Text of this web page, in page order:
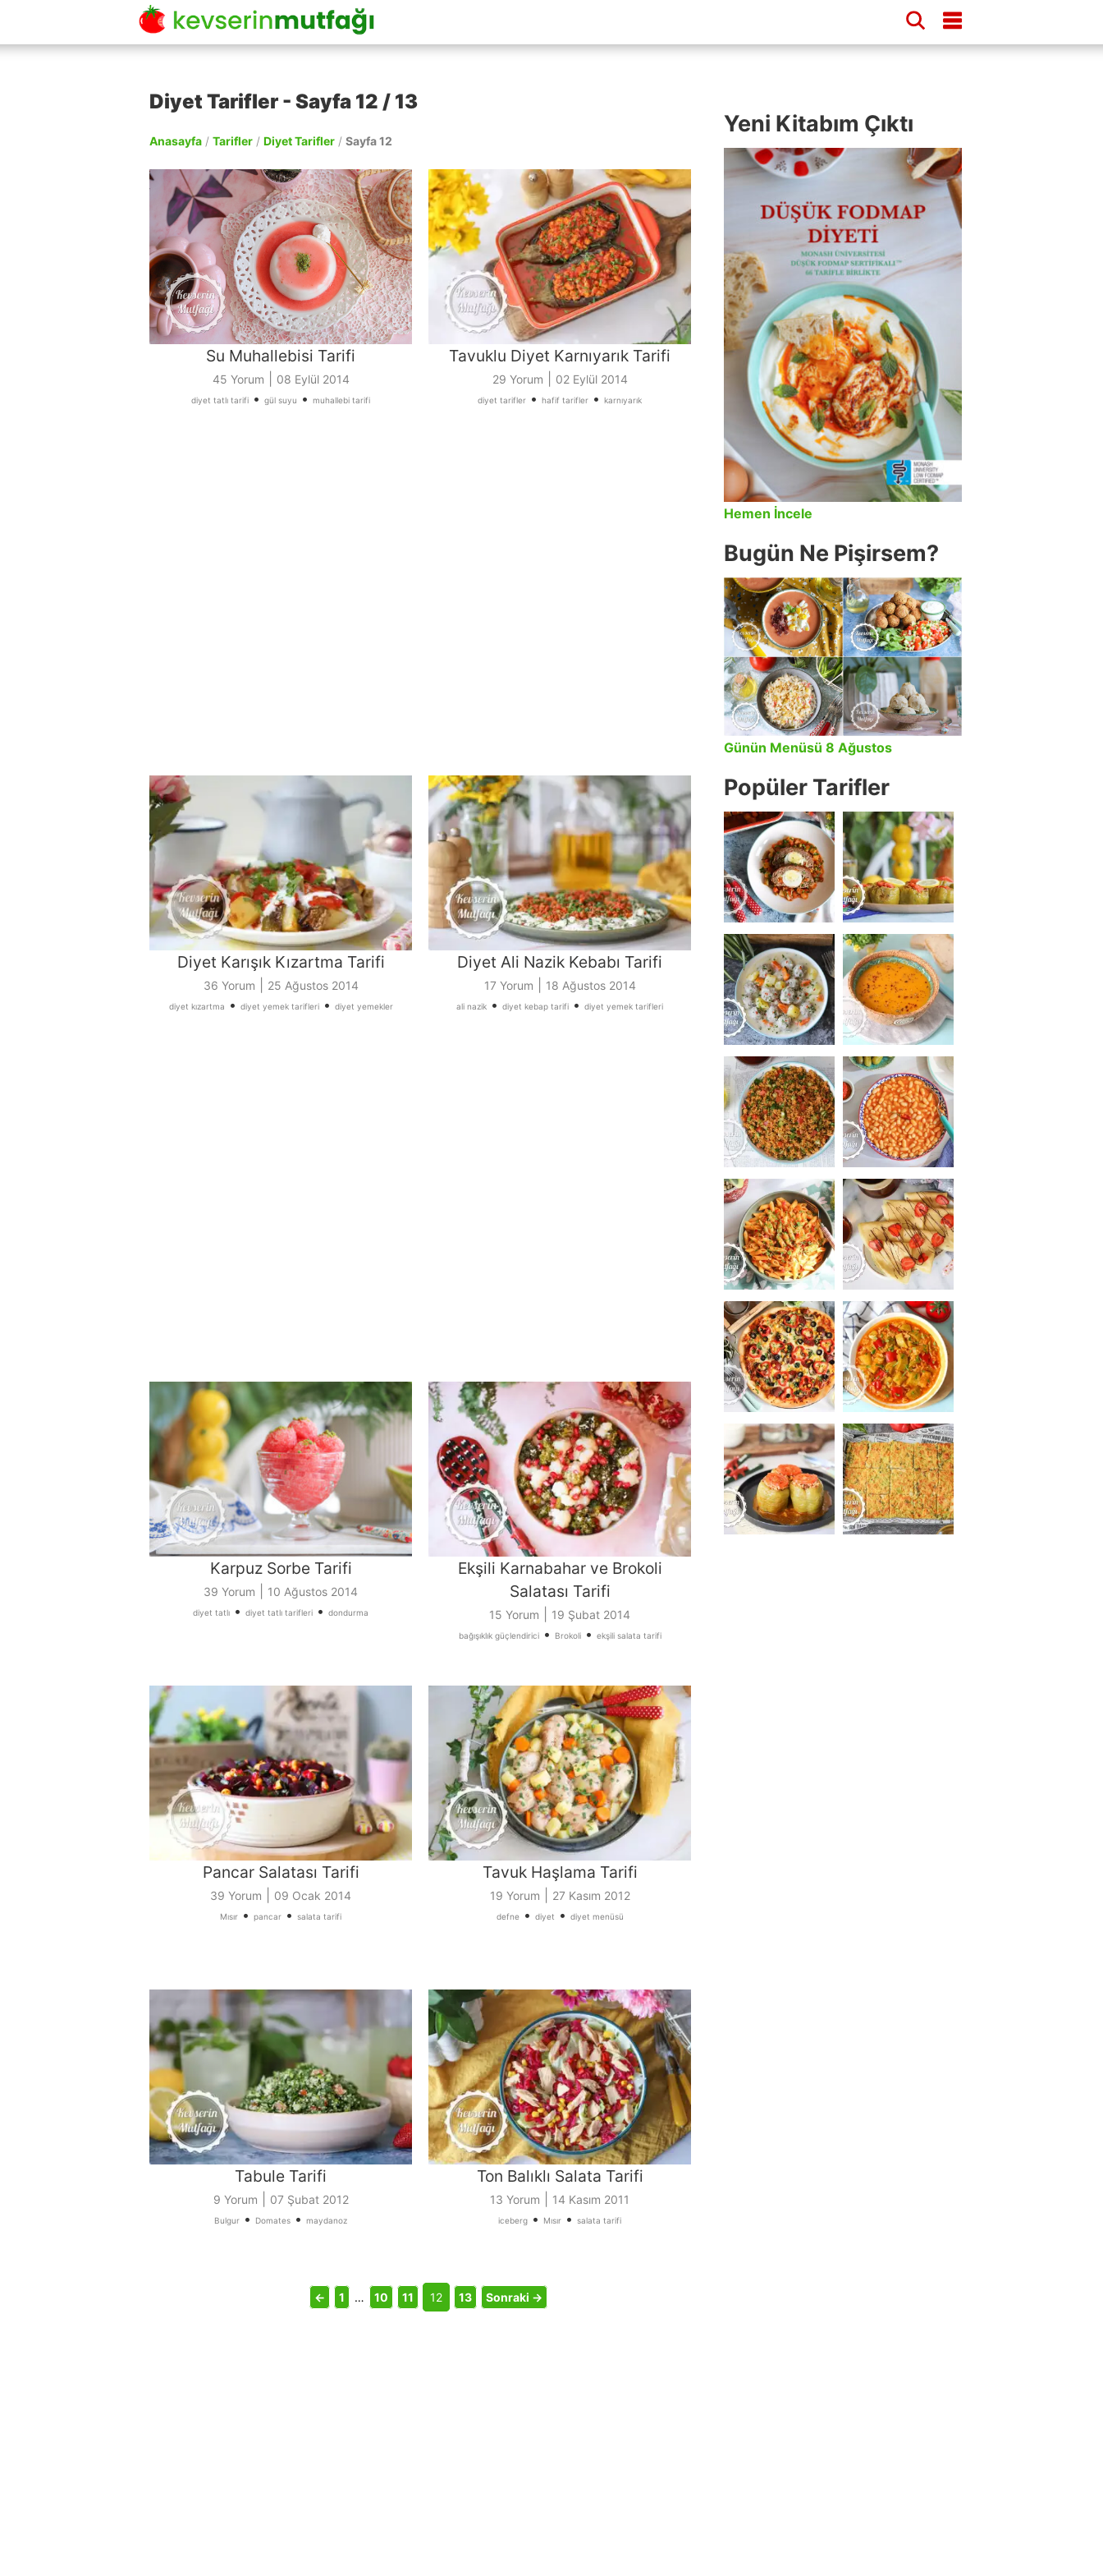
Diyet Tarifler - Sayfa 12 / 13
Anasayfa / Tarifler / Diyet Tarifler / Sayfa 12
Su Muhallebisi Tarifi
45 Yorum 08 Eylül 2014
diyet tatlı tarifi • gül suyu • muhallebi tarifi
Tavuklu Diyet Karnıyarık Tarifi
29 Yorum 02 Eylül 2014
diyet tarifler • hafif tarifler • karnıyarık
Diyet Karışık Kızartma Tarifi
36 Yorum 25 Ağustos 2014
diyet kızartma • diyet yemek tarifleri• diyet yemekler
Diyet Ali Nazik Kebabı Tarifi
17 Yorum 18 Ağustos 2014
ali nazik • diyet kebap tarifi • diyet yemek tarifleri
Karpuz Sorbe Tarifi
39 Yorum 10 Ağustos 2014
diyet tatlı • diyet tatlı tarifleri • dondurma
Ekşili Karnabahar ve Brokoli
Salatası Tarifi
15 Yorum 19 Şubat 2014
bağışıklık güçlendirici• Brokoli• ekşili salata tarifi
Pancar Salatası Tarifi
39 Yorum 09 Ocak 2014
Mısır • pancar • salata tarifi
Tavuk Haşlama Tarifi
19 Yorum 27 Kasım 2012
defne• diyet • diyet menüsü
Tabule Tarifi
9 Yorum 07 Şubat 2012
Bulgur • Domates • maydanoz
Ton Balıklı Salata Tarifi
13 Yorum 14 Kasım 2011
iceberg • Mısır • salata tarifi
← 1 … 10 11 12 13 Sonraki →
Yeni Kitabım Çıktı
Hemen İncele
Bugün Ne Pişirsem?
Günün Menüsü 8 Ağustos
Popüler Tarifler